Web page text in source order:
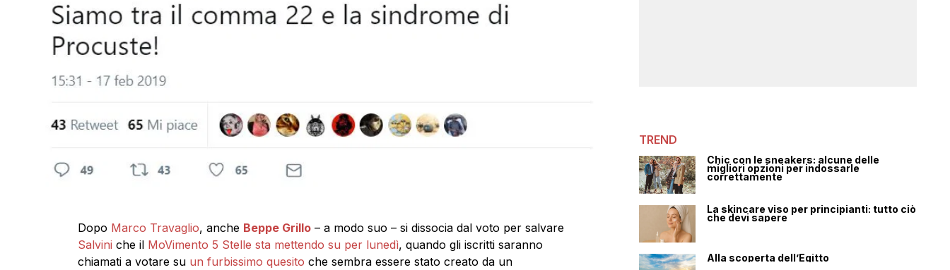
Dopo Marco Travaglio, anche Beppe Grillo– a modo suo – si dissocia dal voto per salvare
Salvini che il MoVimento 5 Stelle sta mettendo su per lunedì, quando gli iscritti saranno
chiamati a votare su un furbissimo quesito che sembra essere stato creato da un
TREND
Chic con le sneakers: alcune delle
migliori opzioni per indossarle
correttamente
La skincare viso per principianti: tutto ciò
che devi sapere
Alla scoperta dell’Egitto